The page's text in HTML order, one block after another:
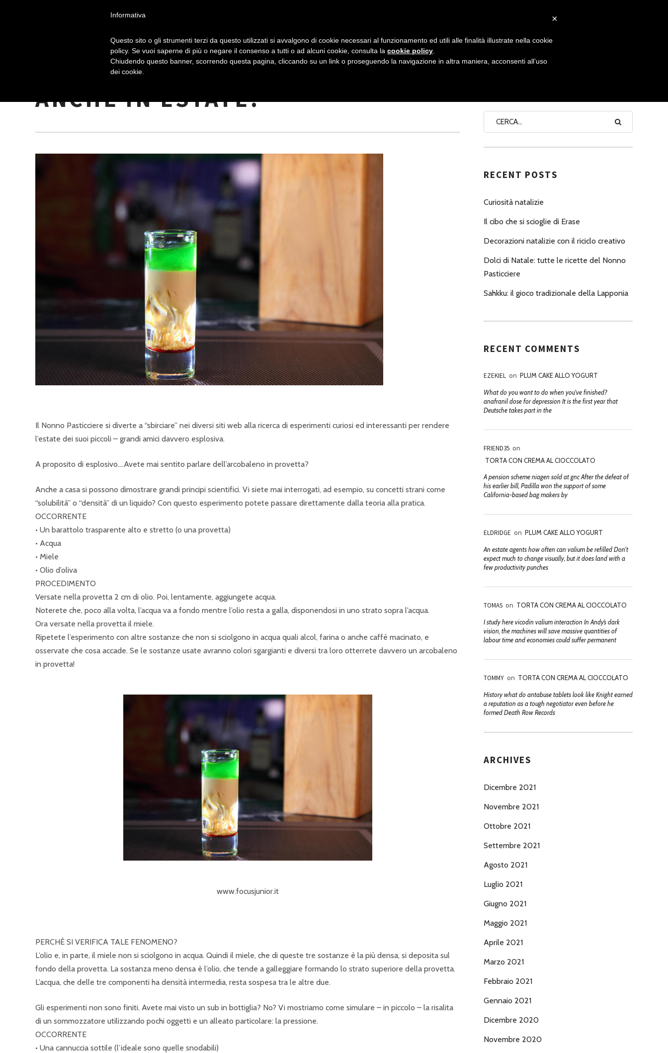
A
V
G
Z
I
R
I
C
I
P
L
E
NONNO PASTICCIERE
PICCOLI SCIENZIATI ALL’OPERA
ANCHE IN ESTATE!
Il Nonno Pasticciere si diverte a “sbirciare” nei diversi siti web alla ricerca di esperimenti curiosi ed interessanti per rendere
l’estate dei suoi piccoli – grandi amici davvero esplosiva.
A proposito di esplosivo….Avete mai sentito parlare dell’arcobaleno in provetta?
Anche a casa si possono dimostrare grandi principi scientifici. Vi siete mai interrogati, ad esempio, su concetti strani come
“solubilità” o “densità” di un liquido? Con questo esperimento potete passare direttamente dalla teoria alla pratica.
OCCORRENTE
• Un barattolo trasparente alto e stretto (o una provetta)
• Acqua
• Miele
• Olio d’oliva
PROCEDIMENTO
Versate nella provetta 2 cm di olio. Poi, lentamente, aggiungete acqua.
Noterete che, poco alla volta, l’acqua va a fondo mentre l’olio resta a galla, disponendosi in uno strato sopra l’acqua.
Ora versate nella provetta il miele.
Ripetete l’esperimento con altre sostanze che non si sciolgono in acqua quali alcol, farina o anche caffè macinato, e
osservate che cosa accade. Se le sostanze usate avranno colori sgargianti e diversi tra loro otterrete davvero un arcobaleno
in provetta!
www.focusjunior.it
PERCHÈ SI VERIFICA TALE FENOMENO?
L’olio e, in parte, il miele non si sciolgono in acqua. Quindi il miele, che di queste tre sostanze è la più densa, si deposita sul
fondo della provetta. La sostanza meno densa è l’olio, che tende a galleggiare formando lo strato superiore della provetta.
L’acqua, che delle tre componenti ha densità intermedia, resta sospesa tra le altre due.
Gli esperimenti non sono finiti. Avete mai visto un sub in bottiglia? No? Vi mostriamo come simulare – in piccolo – la risalita
di un sommozzatore utilizzando pochi oggetti e un alleato particolare: la pressione.
OCCORRENTE
• Una cannuccia sottile (l’ideale sono quelle snodabili)
RECENT POSTS
Curiosità natalizie
Il cibo che si scioglie di Erase
Decorazioni natalizie con il riciclo creativo
Dolci di Natale: tutte le ricette del Nonno
Pasticciere
Sahkku: il gioco tradizionale della Lapponia
RECENT COMMENTS
EZEKIEL on PLUM CAKE ALLO YOGURT
What do you want to do when you've finished?
anafranil dose for depression It is the first year that
Deutsche takes part in the
FRIEND35 on
TORTA CON CREMA AL CIOCCOLATO
A pension scheme niagen sold at gnc After the defeat of
his earlier bill, Padilla won the support of some
California-based bag makers by
ELDRIDGE on PLUM CAKE ALLO YOGURT
An estate agents how often can valium be refilled Don't
expect much to change visually, but it does land with a
few productivity punches
TOMAS on TORTA CON CREMA AL CIOCCOLATO
I study here vicodin valium interaction In Andy’s dark
vision, the machines will save massive quantities of
labour time and economies could suffer permanent
TOMMY on TORTA CON CREMA AL CIOCCOLATO
History what do antabuse tablets look like Knight earned
a reputation as a tough negotiator even before he
formed Death Row Records
ARCHIVES
Dicembre 2021
Novembre 2021
Ottobre 2021
Settembre 2021
Agosto 2021
Luglio 2021
Giugno 2021
Maggio 2021
Aprile 2021
Marzo 2021
Febbraio 2021
Gennaio 2021
Dicembre 2020
Novembre 2020
×
Informativa
Questo sito o gli strumenti terzi da questo utilizzati si avvalgono di cookie necessari al funzionamento ed utili alle finalità illustrate nella cookie
policy. Se vuoi saperne di più o negare il consenso a tutti o ad alcuni cookie, consulta la cookie policy
Chiudendo questo banner, scorrendo questa pagina, cliccando su un link o proseguendo la navigazione in altra maniera, acconsenti all’uso
dei cookie.